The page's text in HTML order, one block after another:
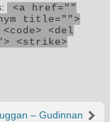
<a href=""
title="">
<del
<strike>
– Gudinnan